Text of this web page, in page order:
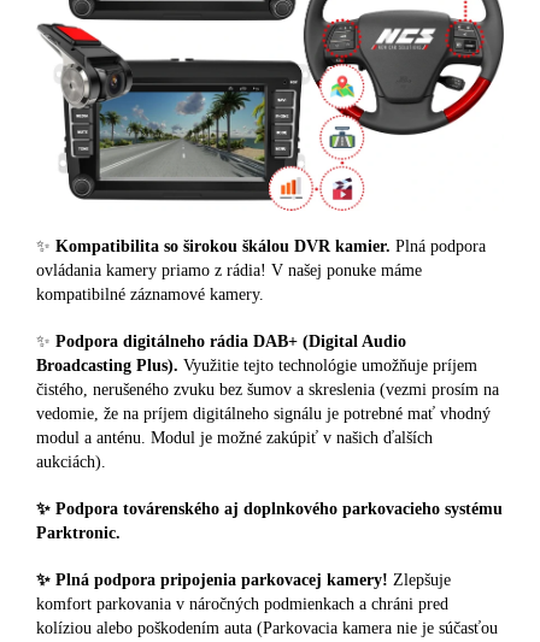
✨ Kompatibilita so širokou škálou DVR kamier. Plná podpora
ovládania kamery priamo z rádia! V našej ponuke máme
kompatibilné záznamové kamery.
✨ Podpora digitálneho rádia DAB+ (Digital Audio
Broadcasting Plus). Využitie tejto technológie umožňuje príjem
čistého, nerušeného zvuku bez šumov a skreslenia (vezmi prosím na
vedomie, že na príjem digitálneho signálu je potrebné mať vhodný
modul a anténu. Modul je možné zakúpiť v našich ďalších
aukciách).
✨ Podpora továrenského aj doplnkového parkovacieho systému
Parktronic.
✨ Plná podpora pripojenia parkovacej kamery! Zlepšuje
komfort parkovania v náročných podmienkach a chráni pred
kolíziou alebo poškodením auta (Parkovacia kamera nie je súčasťou